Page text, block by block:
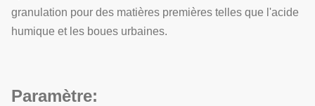
granulation pour des matières premières telles que l'acide
humique et les boues urbaines.
Paramètre: